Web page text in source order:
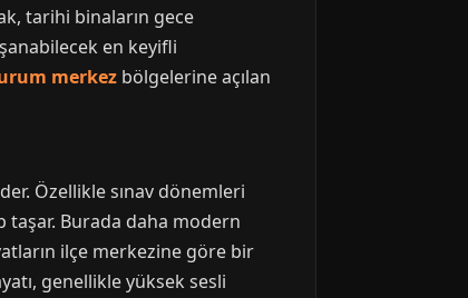
tarihi binaların gece
en keyifli
merkez bölgelerine açılan
Özellikle sınav dönemleri
taşar. Burada daha modern
ilçe merkezine göre bir
genellikle yüksek sesli